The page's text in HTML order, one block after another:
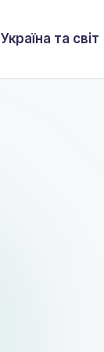
Україна та світ